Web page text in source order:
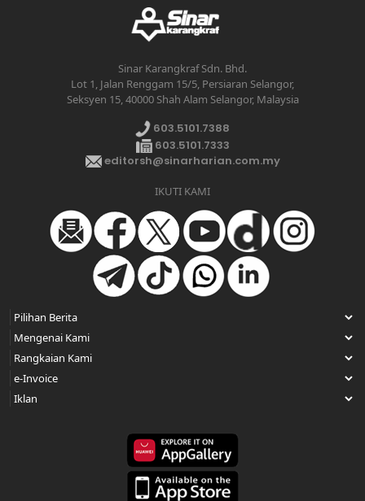
Sinar Karangkraf Sdn. Bhd.
Lot 1, Jalan Renggam 15/5, Persiaran Selangor,
Seksyen 15, 40000 Shah Alam Selangor, Malaysia
603.5101.7388
603.5101.7333
editorsh@sinarharian.com.my
IKUTI KAMI